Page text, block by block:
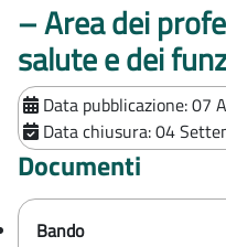
– Area dei
salute e dei
Data pubblicazione:07
Data chiusura:04
Documenti
Bando